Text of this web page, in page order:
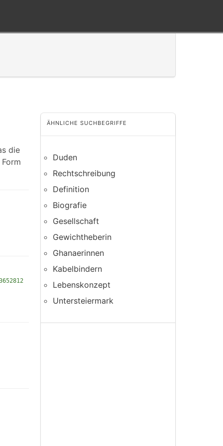
die
ÄHNLICHE SUCHBEGRIFFE
Duden
Rechtschreibung
Definition
Biografie
Gesellschaft
Gewichtheberin
Ghanaerinnen
Kabelbindern
Lebenskonzept
Untersteiermark